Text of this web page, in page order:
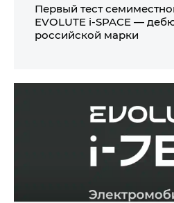
Первый тест
EVOLUTE i‑SPACE —
российской марки